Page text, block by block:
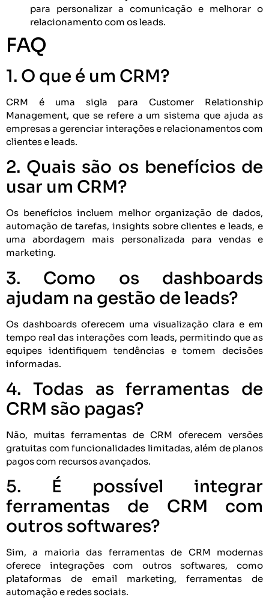
para personalizar a comunicação e melhorar o
relacionamento com os leads.
FAQ
1. O que é um CRM?
CRM é uma sigla para Customer Relationship
Management, que se refere a um sistema que ajuda as
empresas a gerenciar interações e relacionamentos com
clientes e leads.
2. Quais são os benefícios de
usar um CRM?
Os benefícios incluem melhor organização de dados,
automação de tarefas, insights sobre clientes e leads, e
uma abordagem mais personalizada para vendas e
marketing.
3. Como os dashboards
ajudam na gestão de leads?
Os dashboards oferecem uma visualização clara e em
tempo real das interações com leads, permitindo que as
equipes identifiquem tendências e tomem decisões
informadas.
4. Todas as ferramentas de
CRM são pagas?
Não, muitas ferramentas de CRM oferecem versões
gratuitas com funcionalidades limitadas, além de planos
pagos com recursos avançados.
5. É possível integrar
ferramentas de CRM com
outros softwares?
Sim, a maioria das ferramentas de CRM modernas
oferece integrações com outros softwares, como
plataformas de email marketing, ferramentas de
automação e redes sociais.